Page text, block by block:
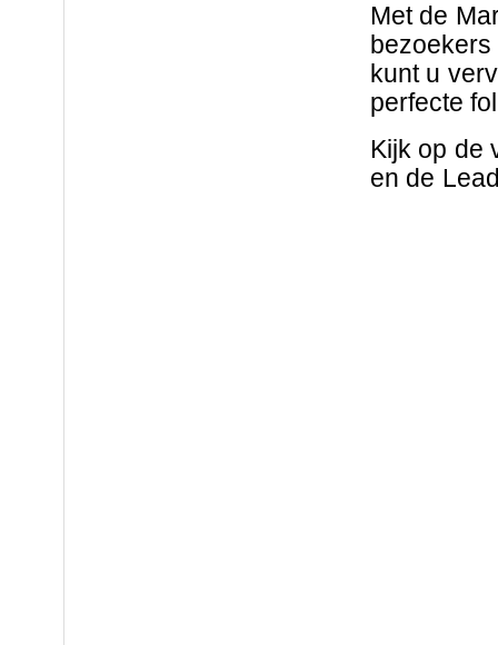
Met de
kunt u
perfecte
Kijk op de
en de